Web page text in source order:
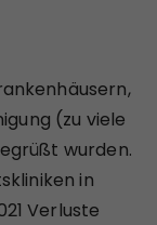
(zu viele
wurden.
in
Verluste